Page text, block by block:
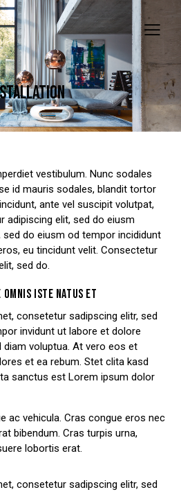
vestibulum. Nunc sodales
id mauris sodales, blandit tortor
ante vel suscipit volutpat,
adipiscing elit, sed do eiusm
do eiusm od tempor incididunt
eu tincidunt velit. Consectetur
sed do.
ISTE NATUS ET
consetetur sadipscing elitr, sed
invidunt ut labore et dolore
diam voluptua. At vero eos et
et ea rebum. Stet clita kasd
sanctus est Lorem ipsum dolor
ac vehicula. Cras congue eros nec
bibendum. Cras turpis urna,
lobortis erat.
consetetur sadipscing elitr, sed